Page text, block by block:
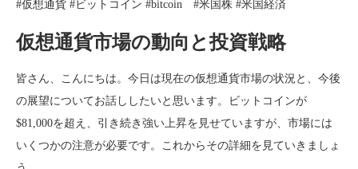
#仮想通貨 #ビットコイン #bitcoin #米国株 #米国経済
仮想通貨市場の動向と投資戦略
皆さん、こんにちは。今日は現在の仮想通貨市場の状況と、今後
の展望についてお話ししたいと思います。ビットコインが
$81,000を超え、引き続き強い上昇を見せていますが、市場には
いくつかの注意が必要です。これからその詳細を見ていきましょ